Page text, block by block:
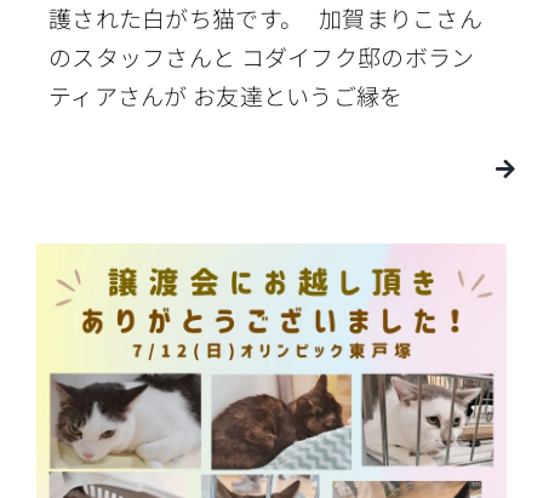
護された白がち猫です。 加賀まりこさん
のスタッフさんと コダイフク邸のボラン
ティアさんが お友達というご縁を